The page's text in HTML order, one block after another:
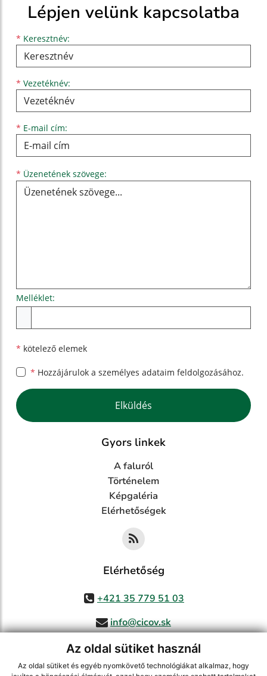
Az oldal sütiket használ
Az oldal sütiket és egyéb nyomkövető technológiákat alkalmaz, hogy
Lépjen velünk kapcsolatba
* Keresztnév:
Keresztnév
* Vezetéknév:
Vezetéknév
* E-mail cím:
E-mail cím
* Üzenetének szövege:
Melléklet:
* kötelező elemek
* Hozzájárulok a személyes adataim feldolgozásához.
Google reCaptcha Response
Elküldés
Gyors linkek
A faluról
Történelem
Képgaléria
Elérhetőségek
Elérhetőség
+421 35 779 51 03
info@cicov.sk